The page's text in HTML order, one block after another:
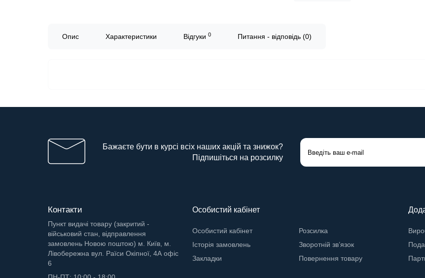
Опис Характеристики Відгуки 0 Питання - відповідь (0)
Бажаєте бути в курсі всіх наших акцій та знижок?
Підпишіться на розсилку
Контакти
Пункт видачі товару (закритий -
військовий стан, відправлення
замовлень Новою поштою) м. Київ, м.
Лівобережна вул. Раїси Окіпної, 4А офіс
6
Особистий кабінет
Особистий кабінет
Історія замовлень
Закладки
Розсилка
Зворотній зв’язок
Повернення товару